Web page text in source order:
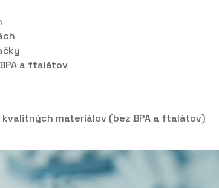
a ftalátov
materiálov (bez BPA a ftalátov)